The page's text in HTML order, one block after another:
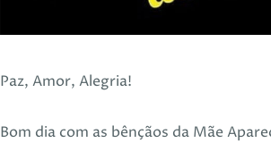
Paz, Amor, Alegria!
Bom dia com as bênçãos da Mãe